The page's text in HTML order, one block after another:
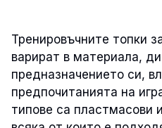
Тренировъчните топки
варират в материала,
предназначението си,
предпочитанията на
типове са пластмасови